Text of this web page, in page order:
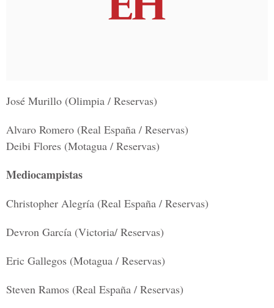
José Murillo (Olimpia / Reservas)
Alvaro Romero (Real España / Reservas)
Deibi Flores (Motagua / Reservas)
Mediocampistas
Christopher Alegría (Real España / Reservas)
Devron García (Victoria/ Reservas)
Eric Gallegos (Motagua / Reservas)
Steven Ramos (Real España / Reservas)